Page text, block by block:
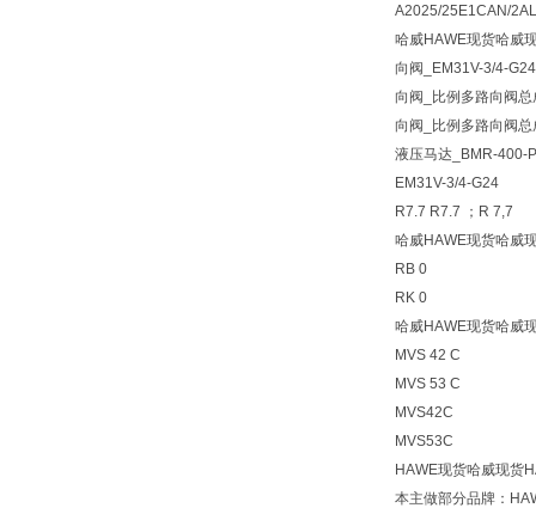
A2025/25E1CAN/
哈威HAWE现货哈威
向阀_EM31V-3/4-
向阀_比例多路向阀
向阀_比例多路向阀
液压马达_BMR-400-
EM31V-3/4-G24
R7.7 R7.7 ；R 7,7
哈威HAWE现货哈威
RB 0
RK 0
哈威HAWE现货哈威
MVS 42 C
MVS 53 C
MVS42C
MVS53C
HAWE现货哈威现货
本主做部分品牌：